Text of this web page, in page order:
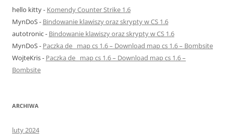
hello kitty- Komendy Counter Strike 1.6
MynDoS- Bindowanie klawiszy oraz skrypty w CS 1.6
autotronic- Bindowanie klawiszy oraz skrypty w CS 1.6
MynDoS- Paczka de_ map cs 1.6 – Download map cs 1.6 – Bombsite
WojteKris- Paczka de_ map cs 1.6 – Download map cs 1.6 –
Bombsite
ARCHIWA
luty 2024